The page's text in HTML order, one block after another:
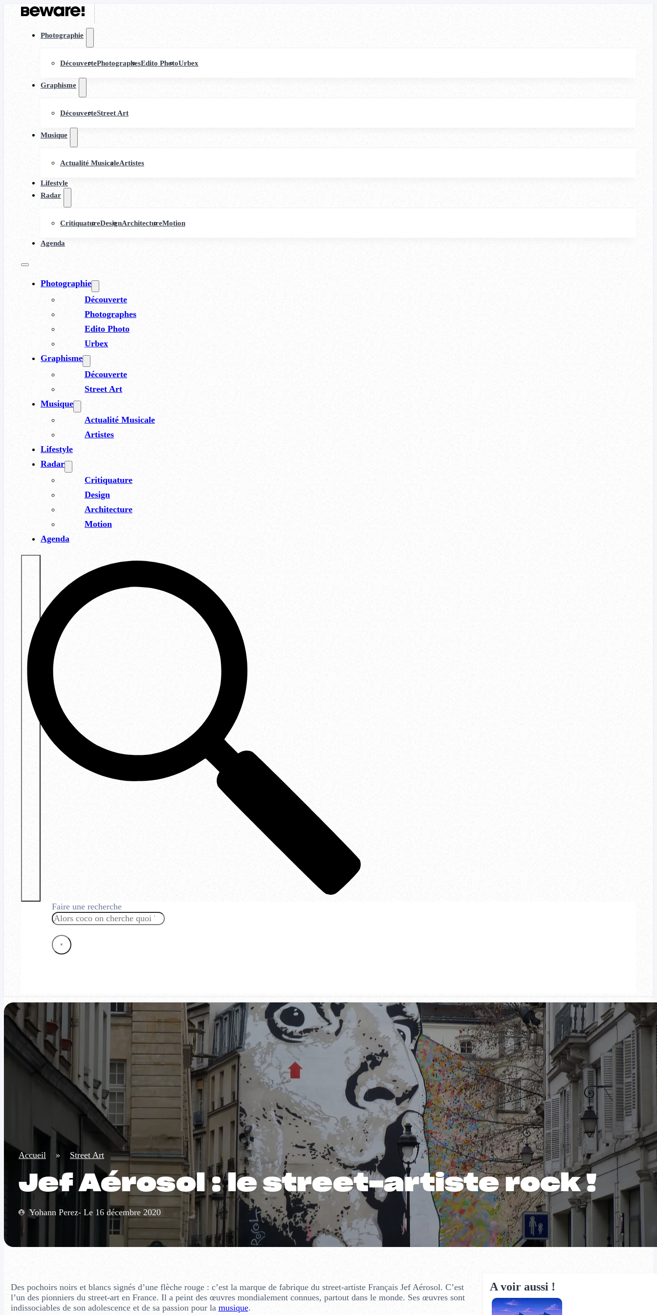
Photographie
DécouvertePhotographesEdito PhotoUrbex
Graphisme
DécouverteStreet Art
Musique
Actualité MusicaleArtistes
Lifestyle
Radar
CritiquatureDesignArchitectureMotion
Agenda
Photographie
Découverte
Photographes
Edito Photo
Urbex
Graphisme
Découverte
Street Art
Musique
Actualité Musicale
Artistes
Lifestyle
Radar
Critiquature
Design
Architecture
Motion
Agenda
Faire une recherche
Rechercher
×
Accueil » Street Art
Jef Aérosol : le street-artiste rock !
Yohann Perez- Le 16 décembre 2020
Des pochoirs noirs et blancs signés d’une flèche rouge : c’est la marque de fabrique du street-artiste Français Jef Aérosol. C’est
l’un des pionniers du street-art en France. Il a peint des œuvres mondialement connues, partout dans le monde. Ses œuvres sont
indissociables de son adolescence et de sa passion pour la musique.
A voir aussi !